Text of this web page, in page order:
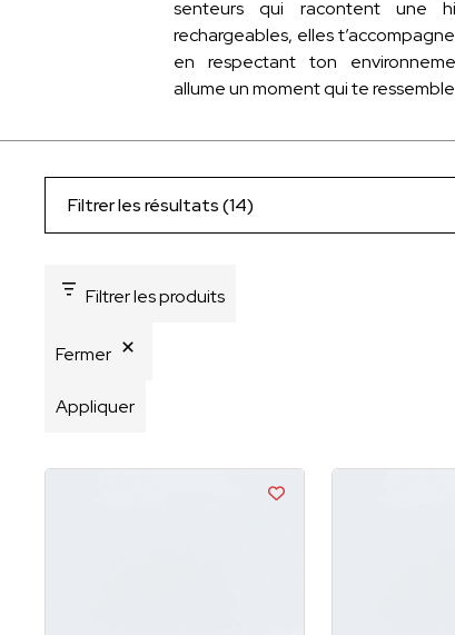
senteurs qui racontent une
rechargeables, elles
en respectant ton
allume un moment qui te
Filtrer les résultats (14)
Filtrer les produits
Fermer
Appliquer